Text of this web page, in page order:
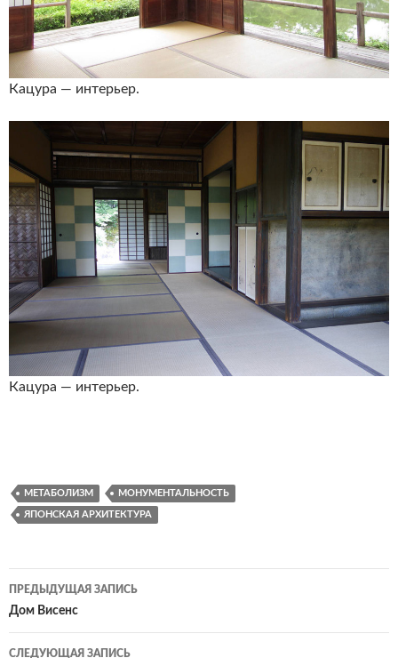
Кацура — интерьер.
Кацура — интерьер.
МЕТАБОЛИЗМ МОНУМЕНТАЛЬНОСТЬ
ЯПОНСКАЯ АРХИТЕКТУРА
Навигация
по
записям
ПРЕДЫДУЩАЯ ЗАПИСЬ
Дом Висенс
СЛЕДУЮЩАЯ ЗАПИСЬ